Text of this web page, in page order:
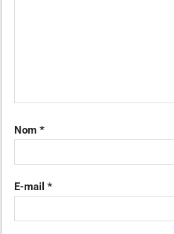
Nom *
E-mail *